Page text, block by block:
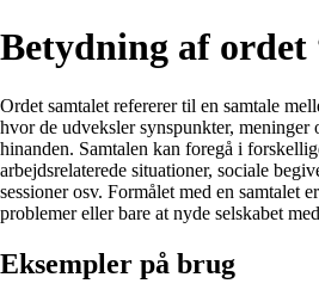
Betydning af ordet
Ordet samtalet refererer til en samtale
hvor de udveksler synspunkter, meninger
hinanden. Samtalen kan foregå i
arbejdsrelaterede situationer, sociale
sessioner osv. Formålet med en samtalet
problemer eller bare at nyde selskabet
Eksempler på brug